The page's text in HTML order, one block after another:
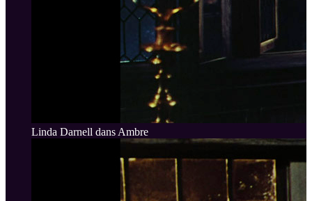
Linda Darnell dans Ambre